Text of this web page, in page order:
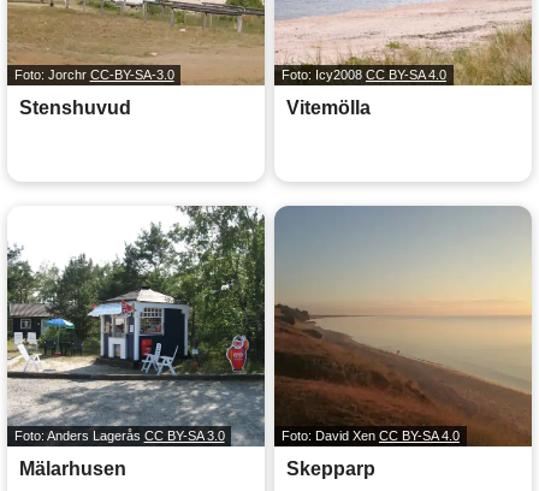
Foto: Jorchr CC-BY-SA-3.0
Stenshuvud
Foto: Icy2008 CC BY-SA 4.0
Vitemölla
Foto: Anders Lagerås CC BY-SA 3.0
Mälarhusen
Foto: David Xen CC BY-SA 4.0
Skepparp